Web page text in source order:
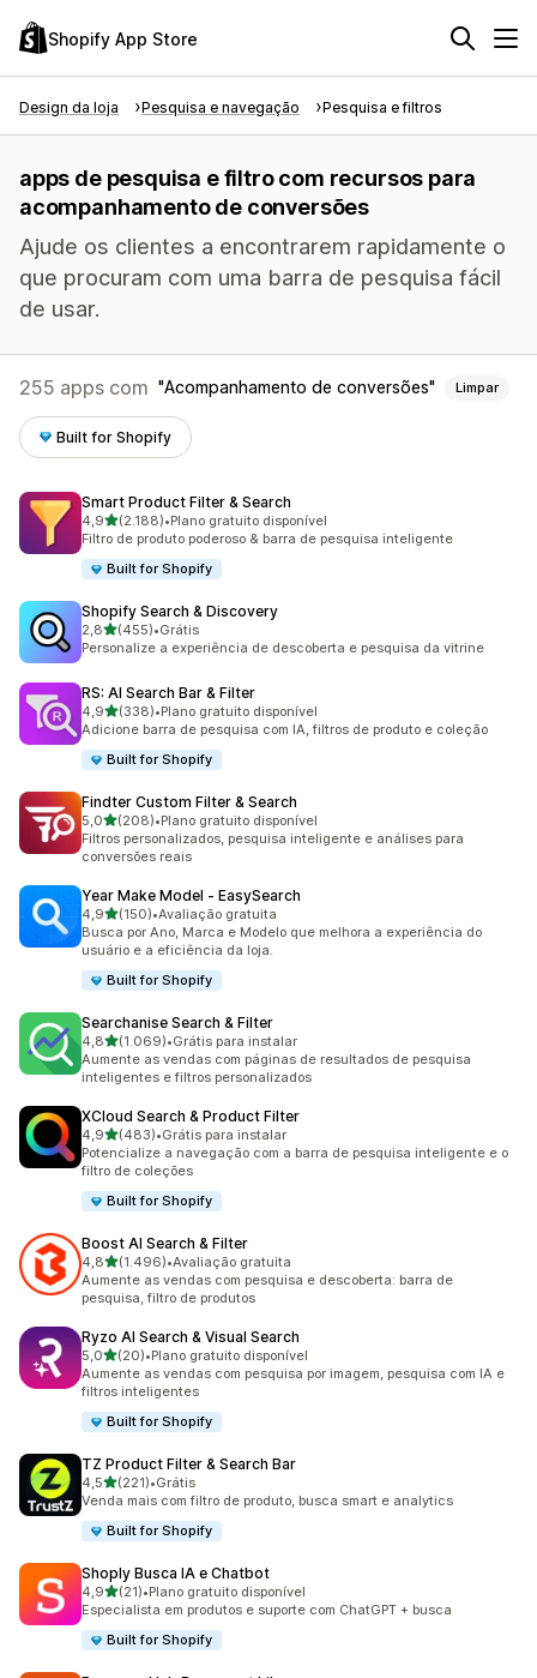
Shopify App Store
Design da loja Pesquisa e navegação Pesquisa e filtros
apps de pesquisa e filtro com recursos para
acompanhamento de conversões
Ajude os clientes a encontrarem rapidamente o
que procuram com uma barra de pesquisa fácil
de usar.
255 apps com Acompanhamento de conversões Limpar
Built for Shopify
Smart Product Filter & Search
4,9de 5 estrelas
(2.188)
2188 avaliações ao todo
•Plano gratuito disponível
Filtro de produto poderoso & barra de pesquisa inteligente
Built for Shopify
Shopify Search & Discovery
2,8de 5 estrelas
(455)
455 avaliações ao todo
•Grátis
Personalize a experiência de descoberta e pesquisa da vitrine
RS: AI Search Bar & Filter
4,9de 5 estrelas
(338)
338 avaliações ao todo
•Plano gratuito disponível
Adicione barra de pesquisa com IA, filtros de produto e coleção
Built for Shopify
Findter Custom Filter & Search
5,0de 5 estrelas
(208)
208 avaliações ao todo
•Plano gratuito disponível
Filtros personalizados, pesquisa inteligente e análises para
conversões reais
Year Make Model ‑ EasySearch
4,9de 5 estrelas
(150)
150 avaliações ao todo
•Avaliação gratuita
Busca por Ano, Marca e Modelo que melhora a experiência do
usuário e a eficiência da loja.
Built for Shopify
Searchanise Search & Filter
4,8de 5 estrelas
(1.069)
1069 avaliações ao todo
•Grátis para instalar
Aumente as vendas com páginas de resultados de pesquisa
inteligentes e filtros personalizados
XCloud Search & Product Filter
4,9de 5 estrelas
(483)
483 avaliações ao todo
•Grátis para instalar
Potencialize a navegação com a barra de pesquisa inteligente e o
filtro de coleções
Built for Shopify
Boost AI Search & Filter
4,8de 5 estrelas
(1.496)
1496 avaliações ao todo
•Avaliação gratuita
Aumente as vendas com pesquisa e descoberta: barra de
pesquisa, filtro de produtos
Ryzo AI Search & Visual Search
5,0de 5 estrelas
(20)
20 avaliações ao todo
•Plano gratuito disponível
Aumente as vendas com pesquisa por imagem, pesquisa com IA e
filtros inteligentes
Built for Shopify
TZ Product Filter & Search Bar
4,5de 5 estrelas
(221)
221 avaliações ao todo
•Grátis
Venda mais com filtro de produto, busca smart e analytics
Built for Shopify
Shoply Busca IA e Chatbot
4,9de 5 estrelas
(21)
21 avaliações ao todo
•Plano gratuito disponível
Especialista em produtos e suporte com ChatGPT + busca
Built for Shopify